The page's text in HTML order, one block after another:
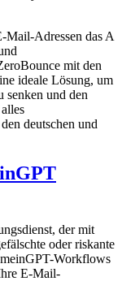
Adressen das A
mit den
ideale Lösung, um
senken und den
deutschen und
der mit
oder riskante
Workflows
E-Mail-